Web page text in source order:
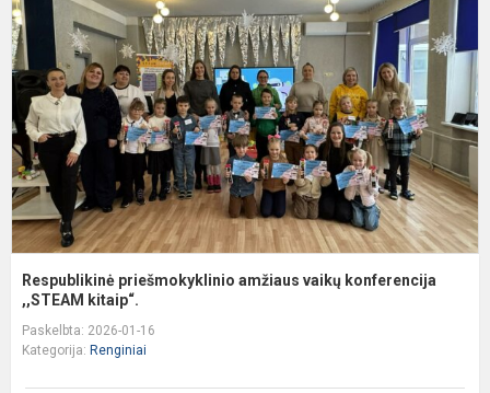
Respublikinė priešmokyklinio amžiaus vaikų konferencija
,,STEAM kitaip“.
Paskelbta: 2026-01-16
Kategorija: Renginiai